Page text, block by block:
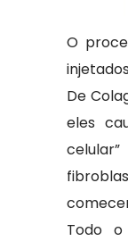
O
De
eles
Todo